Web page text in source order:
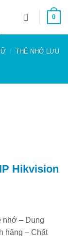
0
/ THẺ NHỚ LƯU
Hikvision
nhớ – Dung
hãng – Chất